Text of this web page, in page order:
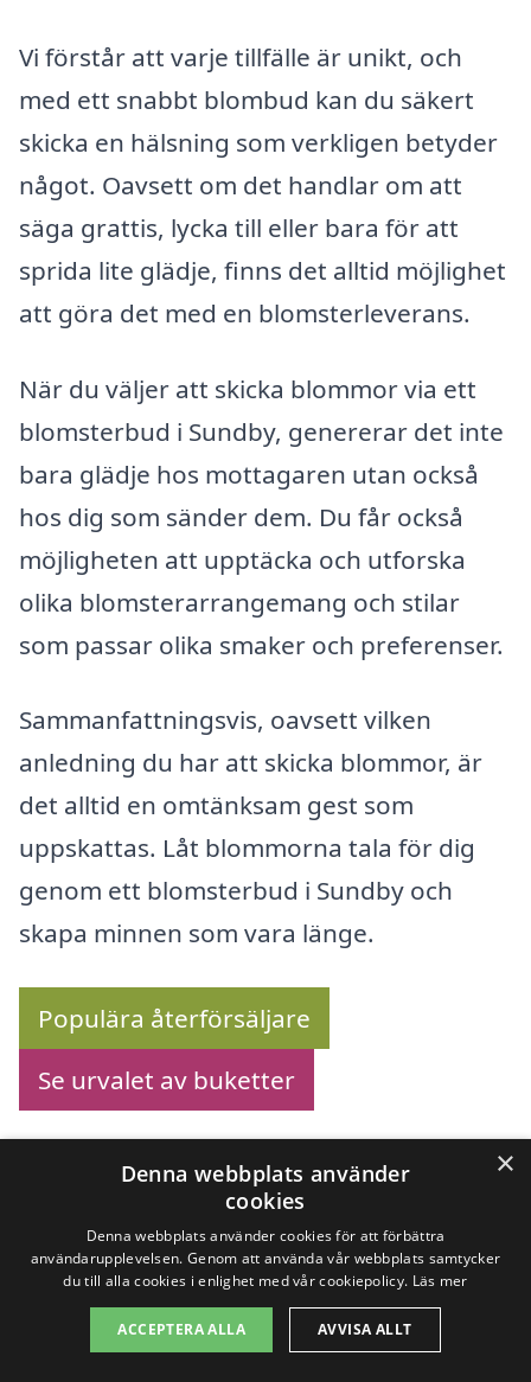
Vi förstår att varje tillfälle är unikt, och
med ett snabbt blombud kan du säkert
skicka en hälsning som verkligen betyder
något. Oavsett om det handlar om att
säga grattis, lycka till eller bara för att
sprida lite glädje, finns det alltid möjlighet
att göra det med en blomsterleverans.
När du väljer att skicka blommor via ett
blomsterbud i Sundby, genererar det inte
bara glädje hos mottagaren utan också
hos dig som sänder dem. Du får också
möjligheten att upptäcka och utforska
olika blomsterarrangemang och stilar
som passar olika smaker och preferenser.
Sammanfattningsvis, oavsett vilken
anledning du har att skicka blommor, är
det alltid en omtänksam gest som
uppskattas. Låt blommorna tala för dig
genom ett blomsterbud i Sundby och
skapa minnen som vara länge.
Populära återförsäljare
Se urvalet av buketter
Köp blommor online –
Se utbudet här!
Letar du efter ett blomsterbud i Sundby?
×
Denna webbplats använder
cookies
Denna webbplats använder cookies för att förbättra
användarupplevelsen. Genom att använda vår webbplats samtycker
du till alla cookies i enlighet med vår cookiepolicy. Läs mer
ACCEPTERA ALLA AVVISA ALLT